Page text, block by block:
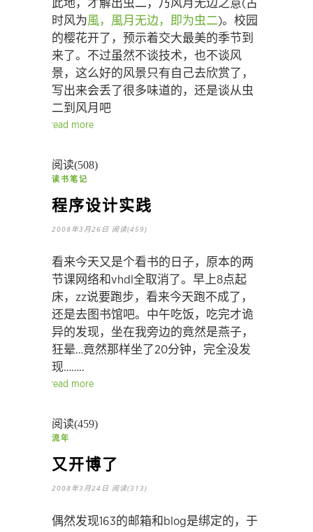
此地，才解出虫二，乃风月无边之意(古
时风为風， 風月无边，即为虫二)。校园
的樱花开了，预示着交大最美的季节到
来了。不过虽然不谈技术，也不谈风
景，这么好的风景只有自己去欣赏了，
写出来会丢了很多味道的，还是谈从虫
二到风月吧
read more
阅读(508)
读书笔记
程序设计实践
2008年3月26日 阅读(459)
看来今天又是个看书的日子，原本的两
节课网络和vhdl全取消了。早上8点起
床，zz说要跑步，看来今天跑不成了，
还是去图书馆吧。中午吃饭，吃完才诡
异的发现，坐在我旁边的竟然是燕子，
狂晕…竟然那样坐了20分钟，完全没发
现……..
read more
阅读(459)
流年
又开博了
2008年3月24日 阅读(313)
偶然发现163的邮箱和blog是绑定的，于